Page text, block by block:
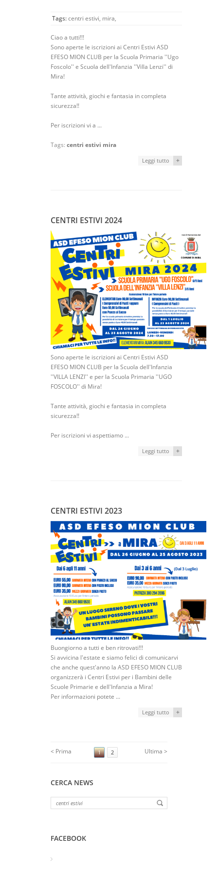
Tags:centri estivi, mira,
Ciao a tutti!!!
Sono aperte le iscrizioni ai Centri Estivi ASD
EFESO MION CLUB per la Scuola Primaria ''Ugo
Foscolo'' e Scuola dell'Infanzia ''Villa Lenzi'' di
Mira!
Tante attività, giochi e fantasia in completa
sicurezza!!
Per iscrizioni vi a ...
Tags: centri estivi mira
Leggi tutto +
CENTRI ESTIVI 2024
Sono aperte le iscrizioni ai Centri Estivi ASD
EFESO MION CLUB per la Scuola dell'Infanzia
''VILLA LENZI'' e per la Scuola Primaria ''UGO
FOSCOLO'' di Mira!
Tante attività, giochi e fantasia in completa
sicurezza!!
Per iscrizioni vi aspettiamo ...
Leggi tutto +
CENTRI ESTIVI 2023
Buongiorno a tutti e ben ritrovati!!!
Si avvicina l'estate e siamo felici di comunicarvi
che anche quest'anno la ASD EFESO MION CLUB
organizzerà i Centri Estivi per i Bambini delle
Scuole Primarie e dell'Infanzia a Mira!
Per informazioni potete ...
Leggi tutto +
< Prima 1 2 Ultima >
CERCA NEWS
FACEBOOK